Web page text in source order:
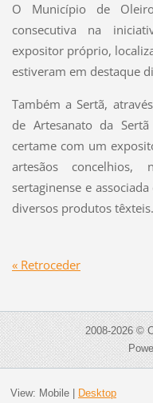
O Município de
consecutiva na
expositor próprio,
estiveram em destaque
Também a Sertã,
de Artesanato da
certame com um
artesãos concelhios,
sertaginense e
diversos produtos têxteis.
« Retroceder
2008-2026 ©
View: Mobile| Desktop